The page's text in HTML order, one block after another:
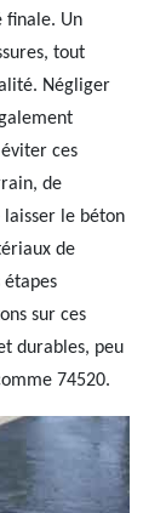
finale. Un
tout
Négliger
ces
de
le béton
de
sur ces
durables, peu
74520.